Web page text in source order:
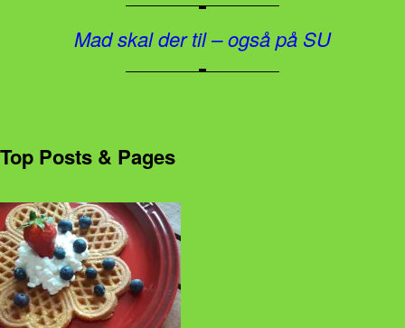
Mad skal der til – også på SU
Top Posts & Pages